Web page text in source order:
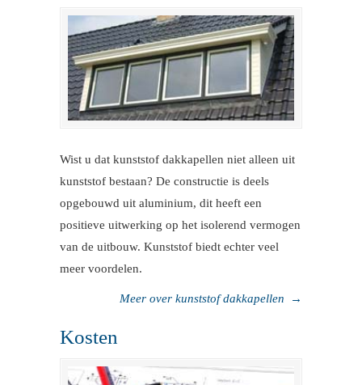
Wist u dat kunststof dakkapellen niet alleen uit
kunststof bestaan? De constructie is deels
opgebouwd uit aluminium, dit heeft een
positieve uitwerking op het isolerend vermogen
van de uitbouw. Kunststof biedt echter veel
meer voordelen.
Meer over kunststof dakkapellen →
Kosten